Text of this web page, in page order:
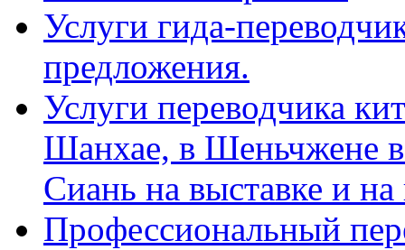
Услуги гида-
предложения.
Услуги переводчика
Шанхае, в Шеньчжене
Сиань на выставке и
Профессиональный